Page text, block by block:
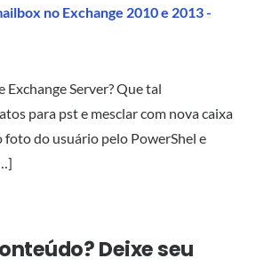
no Exchange 2010 e 2013 -
Server? Que tal
para pst e mesclar com nova caixa
do usuário pelo PowerShel e
Deixe seu